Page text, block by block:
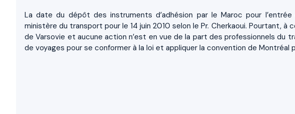
La date du dépôt des instruments d’adhésion par le Maroc pour
ministère du transport pour le 14 juin 2010 selon le Pr. Cherkaoui. Pourtant, à
de Varsovie et aucune action n’est en vue de la part des professionnels du
de voyages pour se conformer à la loi et appliquer la convention de Montréal